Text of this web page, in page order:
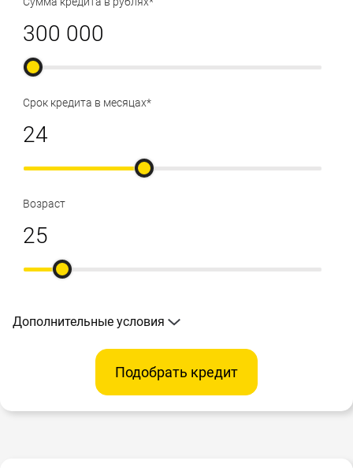
Срок кредита в месяцах*
Возраст
Дополнительные условия
Подобрать кредит